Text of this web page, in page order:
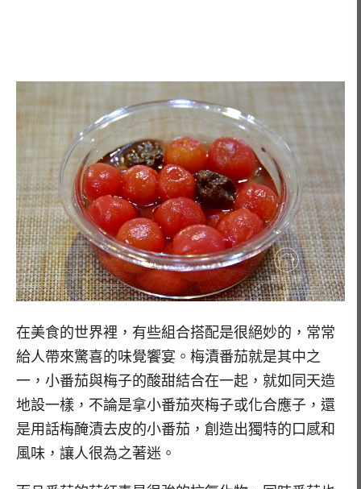
在美食的世界裡，有些組合搭配是很絕妙的，常常
給人帶來驚喜的味覺饗宴。梅漬番茄就是其中之
一，小番茄與梅子的酸甜結合在一起，就如同天造
地設一樣，不論是拿小番茄夾梅子或化合應子，還
是用話梅醃漬去皮的小番茄，創造出獨特的口感和
風味，讓人很為之著迷。